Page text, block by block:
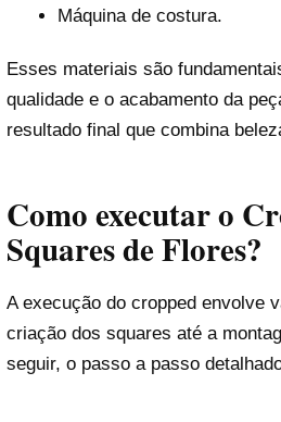
Máquina de costura.
Esses materiais são
qualidade e o acabamento da
resultado final que combina
Como executar o
Squares de Flores?
A execução do cropped envolve
criação dos squares até a
seguir, o passo a passo